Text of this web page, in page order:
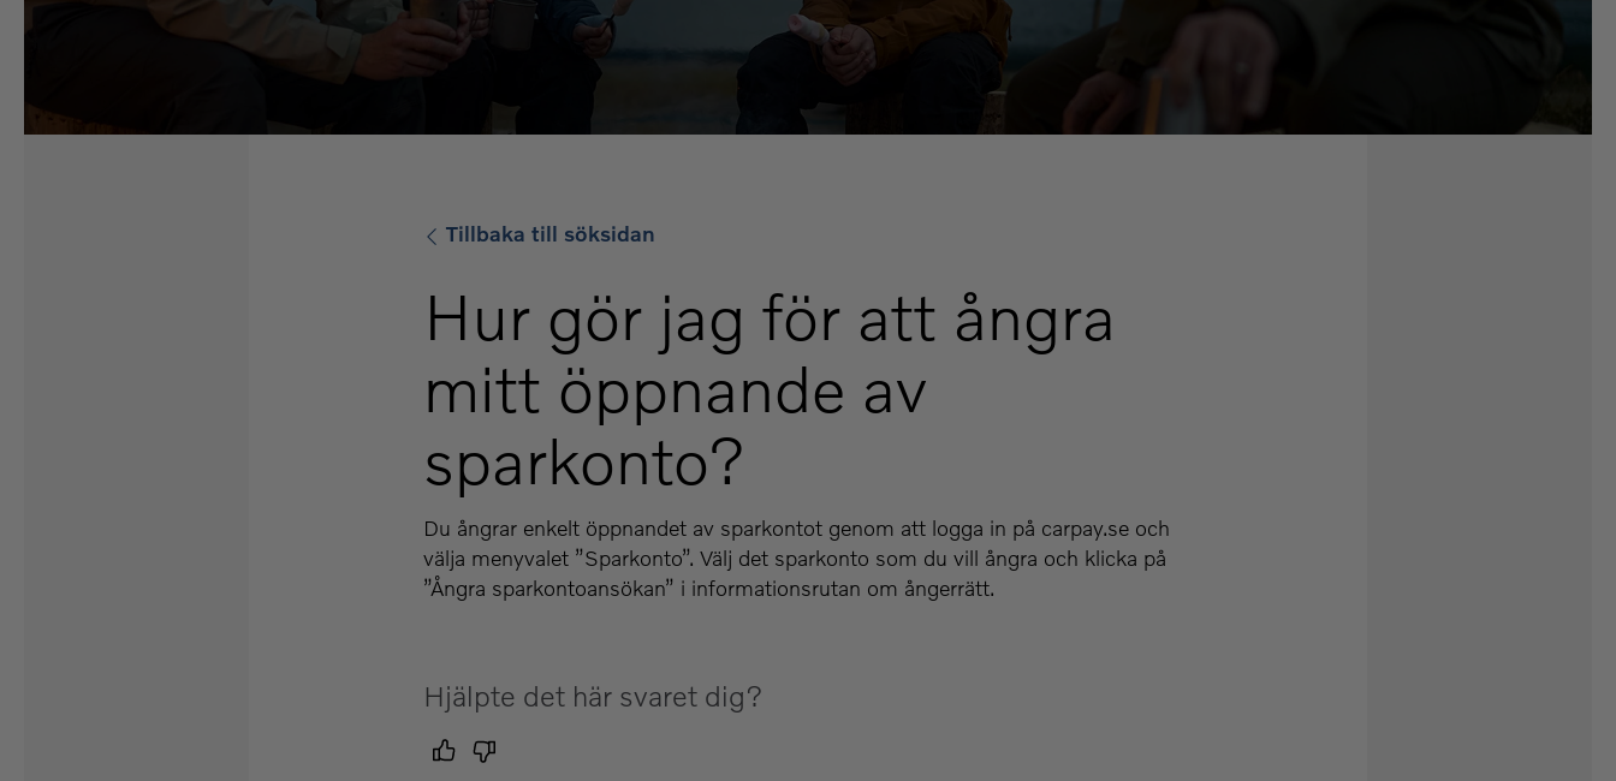
Tillbaka till söksidan
Hur gör jag för att ångra
mitt öppnande av
sparkonto?
Du ångrar enkelt öppnandet av sparkontot genom att logga in på carpay.se och
välja menyvalet ”Sparkonto”. Välj det sparkonto som du vill ångra och klicka på
”Ångra sparkontoansökan” i informationsrutan om ångerrätt.
Hjälpte det här svaret dig?